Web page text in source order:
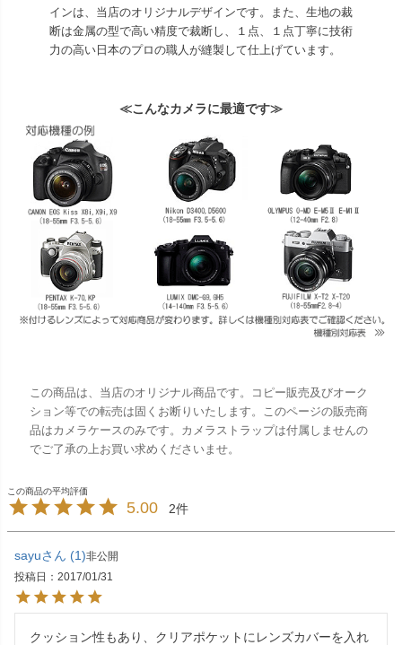
インは、当店のオリジナルデザインです。また、生地の裁
断は金属の型で高い精度で裁断し、１点、１点丁寧に技術
力の高い日本のプロの職人が縫製して仕上げています。
≪こんなカメラに最適です≫
この商品は、当店のオリジナル商品です。コピー販売及びオーク
ション等での転売は固くお断りいたします。このページの販売商
品はカメラケースのみです。カメラストラップは付属しませんの
でご了承の上お買い求めくださいませ。
5.00 2
sayu 1 非公開
投稿日
2017/01/31
クッション性もあり、クリアポケットにレンズカバーを入れ